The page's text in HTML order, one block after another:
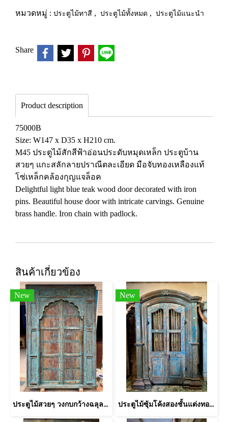
หมวดหมู่ : ประตูไม้ทาสี , ประตูไม้ทั้งหมด , ประตูไม้แนะนำ
Share
Product description
75000B
Size: W147 x D35 x H210 cm.
M45 ประตูไม้สักสีฟ้าอ่อนประดับหมุดเหล็ก ประตูบ้าน
สวยๆ แกะสลักลายปราณีตละเอียด มือจับทองเหลืองแท้
โซ่เหล็กคล้องกุญแจล็อค
Delightful light blue teak wood door decorated with iron
pins. Beautiful house door with intricate carvings. Genuine
brass handle. Iron chain with padlock.
สินค้าเกี่ยวข้อง
New
ประตูไม้สวยๆ วงกบกว้างฉลุลายแกะสลักบานใหญ่หายาก
New
ประตูไม้ซุ้มโค้งสองชั้นแต่งทองเหลืองกลึง